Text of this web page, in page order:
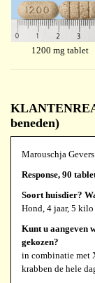
1200 mg tablet
beneden)
Marouschja Gevers
Response, 90
Soort huisdier?
Hond, 4 jaar, 5 kilo
Kunt u aangeven
gekozen?
in combinatie met
krabben de hele